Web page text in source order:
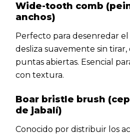
Wide-tooth comb
anchos)
Perfecto para desenredar el
desliza suavemente sin
puntas abiertas. Esencial
con textura.
Boar bristle brush
de jabalí)
Conocido por distribuir los